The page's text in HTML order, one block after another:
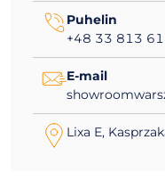
Puhelin
+48 33 813
E-mail
Lixa E,